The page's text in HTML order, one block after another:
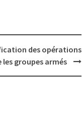
des opérations
groupes armés